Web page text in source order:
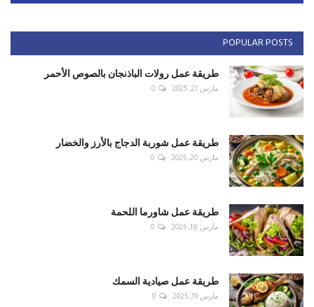
POPULAR POSTS
طريقة عمل رولات الباذنجان بالصوص الأحمر
مارس 21, 2025 0
طريقة عمل شوربة الدجاج بالأرز والخضار
مارس 20, 2025 0
طريقة عمل شاورما اللحمة
مارس 18, 2025 0
طريقة عمل صيادية السمك
مارس 19, 2025 0